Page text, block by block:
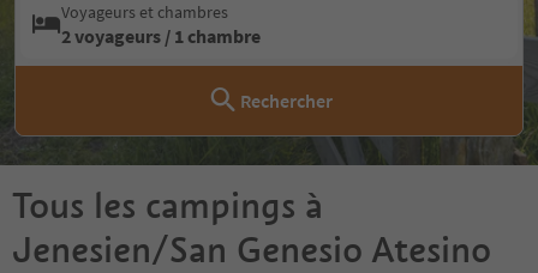
Voyageurs et chambres
2 voyageurs / 1 chambre
Rechercher
Tous les campings à
Jenesien/San Genesio Atesino